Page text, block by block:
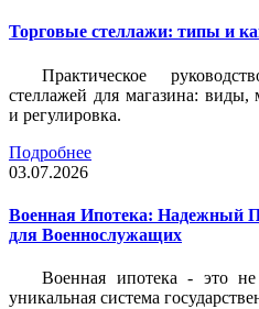
Торговые стеллажи: типы и
Практическое
стеллажей для магазина: виды,
и регулировка.
Подробнее
03.07.2026
Военная Ипотека: Надежный
для Военнослужащих
Военная ипотека - это
уникальная система